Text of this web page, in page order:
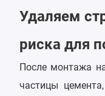
Удаляем
риска для
После монтажа
частицы